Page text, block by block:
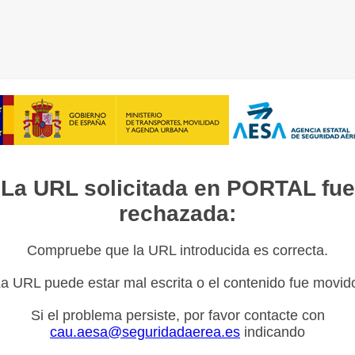
La URL solicitada en PORTAL fue
rechazada:
Compruebe que la URL introducida es correcta.
URL puede estar mal escrita o el contenido fue
Si el problema persiste, por favor contacte con
cau.aesa@seguridadaerea.es indicando